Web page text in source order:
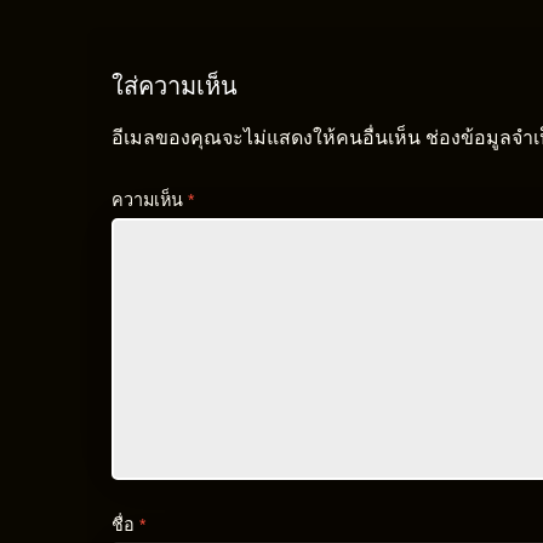
ใส่ความเห็น
อีเมลของคุณจะไม่แสดงให้คนอื่นเห็น ช่องข้อมูลจำ
ความเห็น *
ชื่อ *